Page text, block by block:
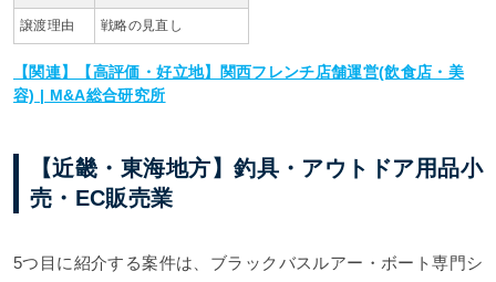
譲渡理由 戦略の見直し
【関連】【高評価・好立地】関西フレンチ店舗運営(飲食店・美
容) | M&A総合研究所
【近畿・東海地方】釣具・アウトドア用品小
売・EC販売業
5つ目に紹介する案件は、ブラックバスルアー・ボート専門シ